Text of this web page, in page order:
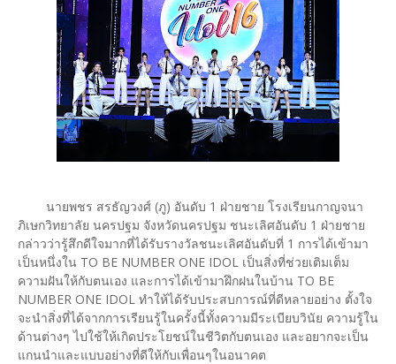
นายพชร สรธัญวงศ์ (ภู) อันดับ 1 ฝ่ายชาย โรงเรียนกาญจนา
ภิเษกวิทยาลัย นครปฐม จังหวัดนครปฐม ชนะเลิศอันดับ 1 ฝ่ายชาย
กล่าวว่ารู้สึกดีใจมากที่ได้รับรางวัลชนะเลิศอันดับที่ 1 การได้เข้ามา
เป็นหนึ่งใน TO BE NUMBER ONE IDOL เป็นสิ่งที่ช่วยเติมเต็ม
ความฝันให้กับตนเอง และการได้เข้ามาฝึกฝนในบ้าน TO BE
NUMBER ONE IDOL ทำให้ได้รับประสบการณ์ที่ดีหลายอย่าง ตั้งใจ
จะนำสิ่งที่ได้จากการเรียนรู้ในครั้งนี้ทั้งความมีระเบียบวินัย ความรู้ใน
ด้านต่างๆ ไปใช้ให้เกิดประโยชน์ในชีวิตกับตนเอง และอยากจะเป็น
แกนนำและแบบอย่างที่ดีให้กับเพื่อนๆในอนาคต